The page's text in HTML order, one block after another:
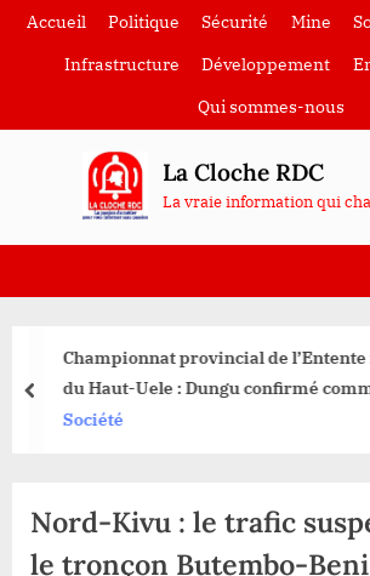
SkipAccueil Politique Sécurité Mine
Infrastructure
Développement
Qui sommes-nous
La Cloche RDC
La vraie information qui
Championnat provincial de l’Entente
du Haut-Uele : Dungu confirmé
bataille
Société
prev
Nord-Kivu : le trafic
le tronçon Butembo-Beni